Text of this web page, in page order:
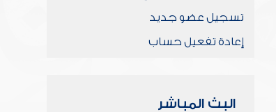
تسجيل عضو جديد
إعادة تفعيل حساب
البث المباشر